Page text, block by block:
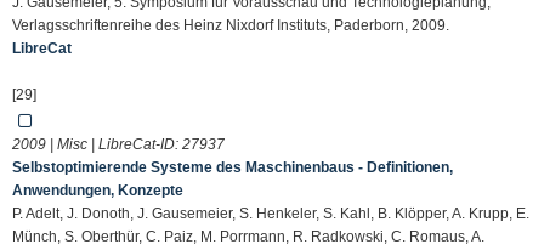
Verlagsschriftenreihe des Heinz Nixdorf Instituts, Paderborn, 2009.
LibreCat
[29]
2009 | Misc | LibreCat-ID: 27937
Selbstoptimierende Systeme des Maschinenbaus - Definitionen,
Anwendungen, Konzepte
P. Adelt, J. Donoth, J. Gausemeier, S. Henkeler, S. Kahl, B. Klöpper, A. Krupp, E.
Münch, S. Oberthür, C. Paiz, M. Porrmann, R. Radkowski, C. Romaus, A.